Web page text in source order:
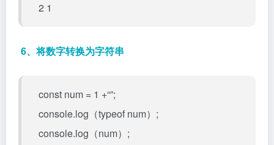
2 1
6、将数字转换为字符串
const num = 1 +“”;
console.log（typeof num）;
console.log（num）;